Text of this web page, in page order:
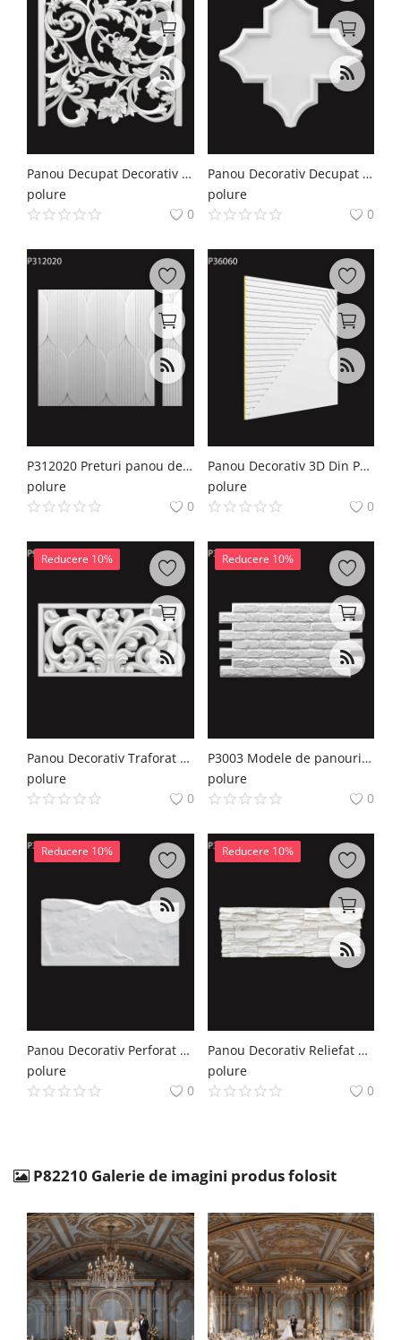
Panou Decupat Decorativ din Poliuretan 100x99 cm cu Relief
polure
0
Panou Decorativ Decupat Poliuretan 63x63 cm Geometrice
polure
0
P312020 Preturi panou decorativ placare din spuma rigida prefabricata din poliuretan
polure
0
Panou Decorativ 3D Din Poliuretan 60x60 cm Traforat
polure
0
Reducere 10%
Panou Decorativ Traforat din Poliuretan 40x78 cm Model Clasic
polure
0
Reducere 10%
P3003 Modele de panouri decorative din poliuretan
polure
0
Reducere 10%
Panou Decorativ Perforat din Poliuretan Model Sculptat 9x144 cm
polure
0
Reducere 10%
Panou Decorativ Reliefat Din Poliuretan 30x95 cm
polure
0
P82210 Galerie de imagini produs folosit